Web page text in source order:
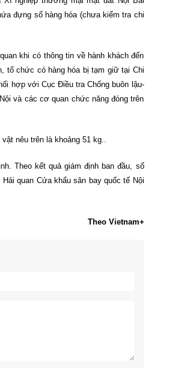
đựng số hàng hóa (chưa kiểm tra chi
khi có thông tin về hành khách đến
tổ chức có hàng hóa bị tạm giữ tại Chi
hợp với Cục Điều tra Chống buôn lậu-
và các cơ quan chức năng đóng trên
nêu trên là khoảng 51 kg..
Theo kết quả giám định ban đầu, số
quan Cửa khẩu sân bay quốc tế Nội
Theo Vietnam+